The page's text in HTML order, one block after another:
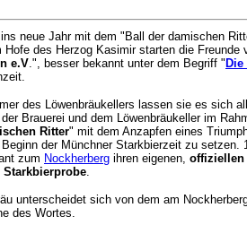
neue Jahr mit dem "Ball der damischen
Hofe des Herzog Kasimir starten die Freunde
e.V.", besser bekannt unter dem Begriff "
des Löwenbräukellers lassen sie es sich
Brauerei und dem Löwenbräukeller im
Ritter" mit dem Anzapfen eines
der Münchner Starkbierzeit zu setzen.
zum Nockherberg ihren eigenen, offiziellen
.
unterscheidet sich von dem am
des Wortes.